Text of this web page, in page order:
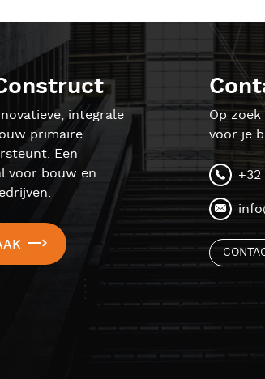
integrale
primaire
Een
voor bouw en
Op
voor je